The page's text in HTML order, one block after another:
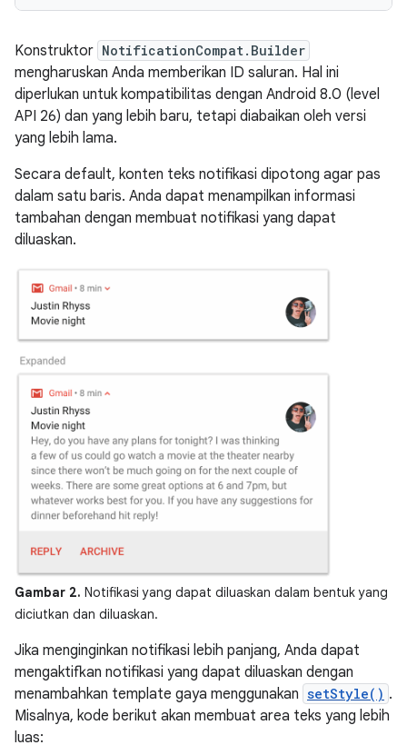
Konstruktor NotificationCompat.Builder
mengharuskan Anda memberikan ID saluran. Hal ini
diperlukan untuk kompatibilitas dengan Android 8.0 (level
API 26) dan yang lebih baru, tetapi diabaikan oleh versi
yang lebih lama.
Secara default, konten teks notifikasi dipotong agar pas
dalam satu baris. Anda dapat menampilkan informasi
tambahan dengan membuat notifikasi yang dapat
diluaskan.
Gambar 2. Notifikasi yang dapat diluaskan dalam bentuk yang
diciutkan dan diluaskan.
Jika menginginkan notifikasi lebih panjang, Anda dapat
mengaktifkan notifikasi yang dapat diluaskan dengan
menambahkan template gaya menggunakan setStyle() .
Misalnya, kode berikut akan membuat area teks yang lebih
luas: